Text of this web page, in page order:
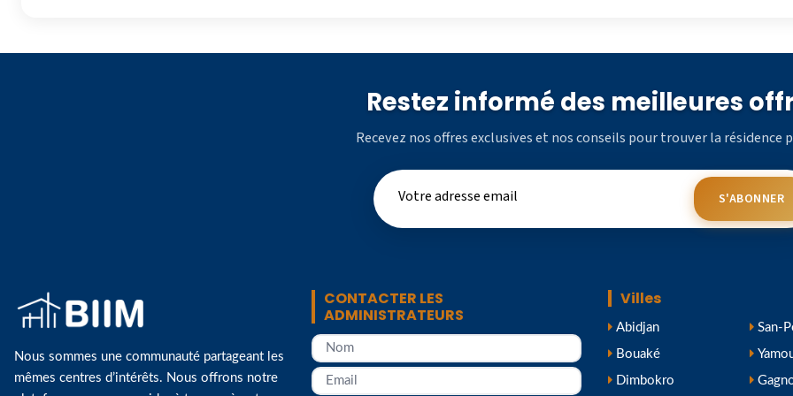
Restez informé des meilleures
Recevez nos offres exclusives et nos conseils pour trouver la résidence
S'ABONNER
Nous sommes une communauté partageant les
mêmes centres d’intérêts. Nous offrons notre
CONTACTER LES
ADMINISTRATEURS
Villes
Abidjan
Bouaké
Dimbokro
San-